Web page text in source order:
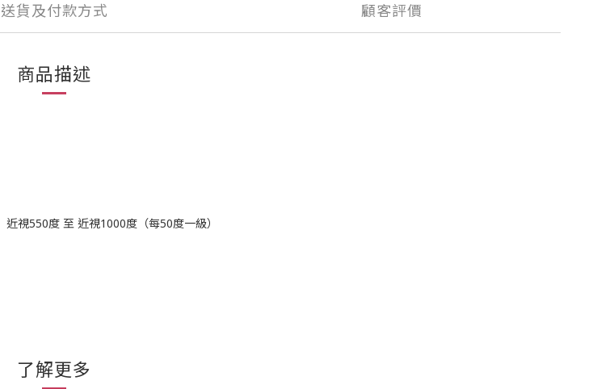
送貨及付款方式 顧客評價
商品描述
視550度 至 近視1000度（每50度一級）
了解更多